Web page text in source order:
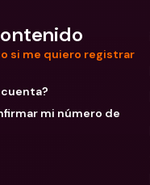
si me quiero registrar
cuenta?
mi número de